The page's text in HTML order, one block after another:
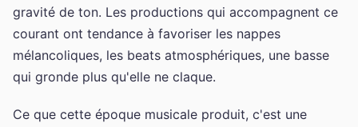
gravité de ton. Les productions qui accompagnent ce
courant ont tendance à favoriser les nappes
mélancoliques, les beats atmosphériques, une basse
qui gronde plus qu'elle ne claque.
Ce que cette époque musicale produit, c'est une